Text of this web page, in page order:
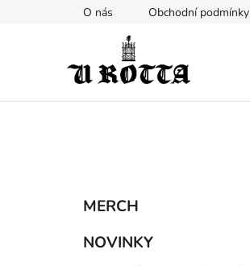
O nás Obchodní podmínky
Přeskočit
kategorie
MERCH
NOVINKY